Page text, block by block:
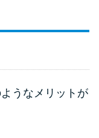
うなメリットが